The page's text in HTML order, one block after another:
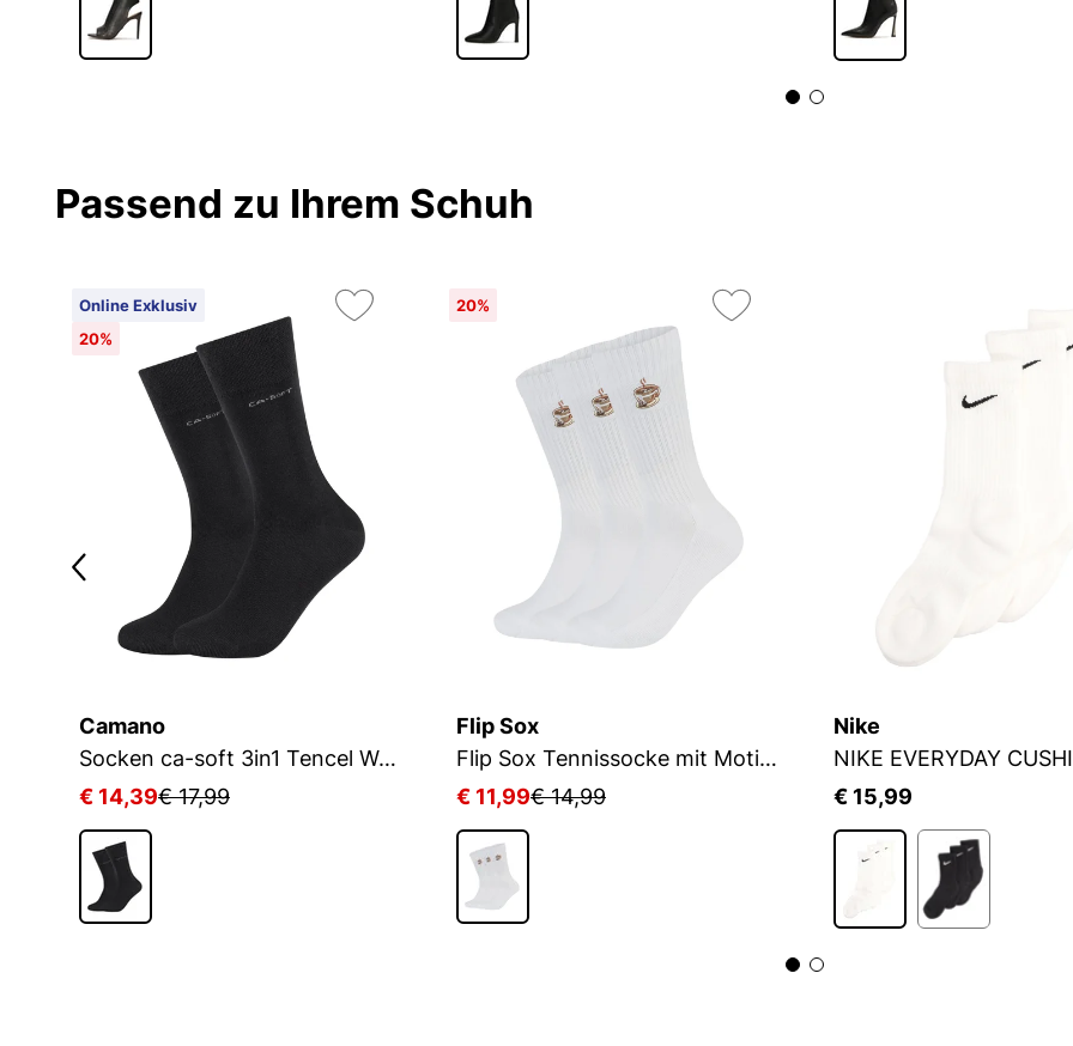
Passend zu Ihrem Schuh
Online Exklusiv
20%
Camano
Socken ca-soft 3in1 Tencel Wolle Bambus
€ 14,39€ 17,99
20%
Flip Sox
Flip Sox Tennissocke mit Motiv Flip Sox Tennissocke mit Motiv
€ 11,99€ 14,99
Nike
NIKE EVERYDAY
€ 15,99